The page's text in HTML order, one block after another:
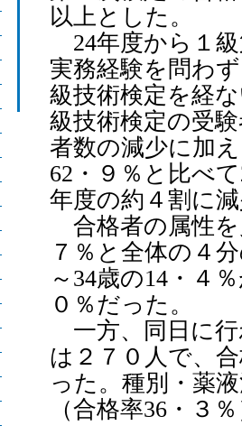
以上とした。
24年度から１級
実務経験を問わ
級技術検定を経
級技術検定の受
者数の減少に加
62・９％と比べ
年度の約４割に
合格者の属性を
７％と全体の４
～34歳の14・４
０％だった。
一方、同日に行
は２７０人で、
った。種別・薬
（合格率36・３